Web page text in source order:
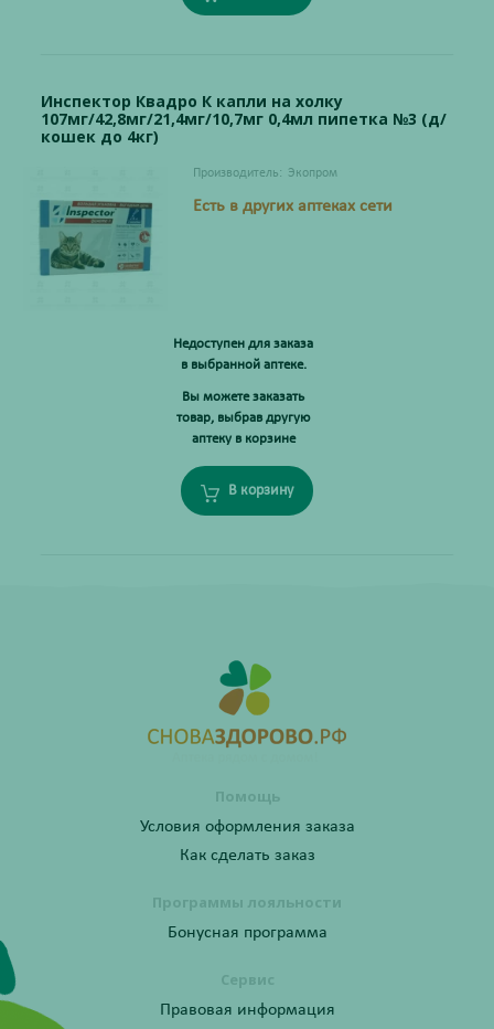
Инспектор Квадро К капли на холку
107мг/42,8мг/21,4мг/10,7мг 0,4мл пипетка №3 (д/
кошек до 4кг)
Производитель: Экопром
Есть в других аптеках сети
Недоступен для заказа
в выбранной аптеке.
Вы можете заказать
товар, выбрав другую
аптеку в корзине
В корзину
Помощь
Условия оформления заказа
Как сделать заказ
Программы лояльности
Бонусная программа
Сервис
Правовая информация